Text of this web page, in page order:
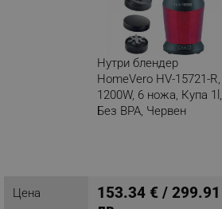
Нутри блендер
HomeVero HV-15721-R,
1200W, 6 ножа, Купа 1l,
Без BPA, Червен
Цена
153.34 € / 299.91